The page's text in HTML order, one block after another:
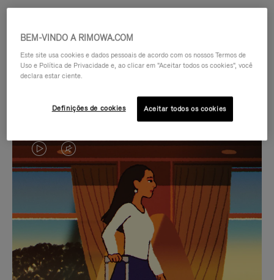
O
VÍDEO
NÃO
ESTÁ
PAUSADO,
PRESSIONE
O
VÍDEO
ESTÁ
SEM
SOM.
POR
SELEÇÃO DE PRESENTES CUIDADOSAMENTE
SELECIONADA
Encontre a companheira
perfeita para cada viagem
BEM-VINDO A RIMOWA.COM
Este site usa cookies e dados pessoais de acordo com os nossos Termos de
Uso e Política de Privacidade e, ao clicar em "Aceitar todos os cookies", você
declara estar ciente.
Definições de cookies Aceitar todos os cookies